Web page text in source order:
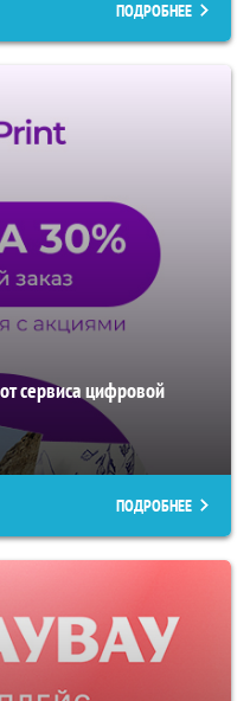
ПОДРОБНЕЕ
сервиса цифровой
ПОДРОБНЕЕ